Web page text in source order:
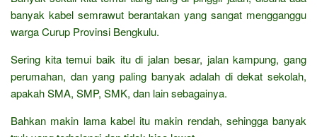
banyak kabel semrawut berantakan yang sangat mengganggu
warga Curup Provinsi Bengkulu.
Sering kita temui baik itu di jalan besar, jalan kampung, gang
perumahan, dan yang paling banyak adalah di dekat sekolah,
apakah SMA, SMP, SMK, dan lain sebagainya.
Bahkan makin lama kabel itu makin rendah, sehingga banyak